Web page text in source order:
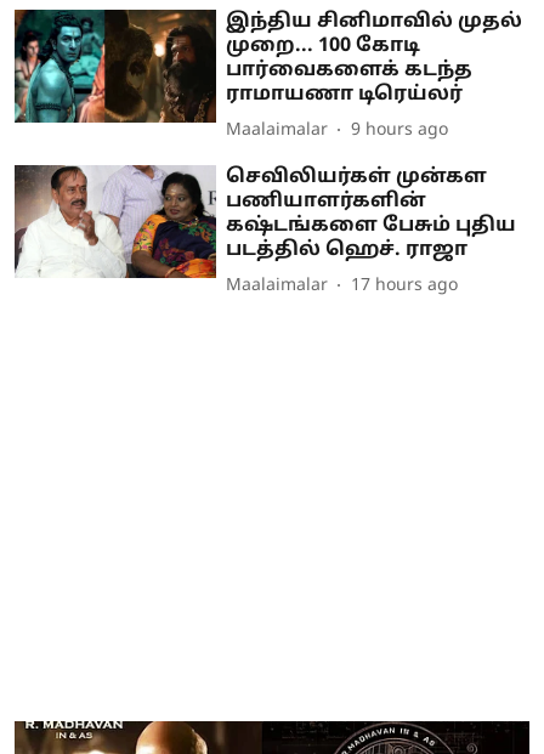
இந்திய சினிமாவில் முதல்
முறை... 100 கோடி
பார்வைகளைக் கடந்த
ராமாயணா டிரெய்லர்
Maalaimalar 9 hours ago
செவிலியர்கள் முன்கள
பணியாளர்களின்
கஷ்டங்களை பேசும் புதிய
படத்தில் ஹெச். ராஜா
Maalaimalar 17 hours ago